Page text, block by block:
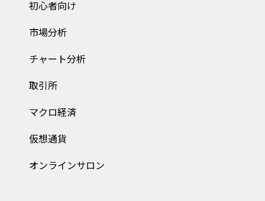
初心者向け
市場分析
チャート分析
取引所
マクロ経済
仮想通貨
オンラインサロン